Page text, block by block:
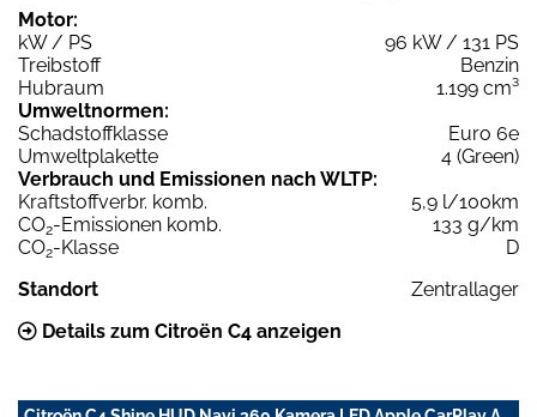
Motor:
kW / PS
96 kW / 131 PS
Treibstoff
Benzin
Hubraum
1.199 cm³
Umweltnormen:
Schadstoffklasse
Euro 6e
Umweltplakette
4 (Green)
Verbrauch und Emissionen nach WLTP:
Kraftstoffverbr. komb.
5,9 l/100km
CO2-Emissionen komb.
133 g/km
CO2-Klasse
D
Standort
Zentrallager
Details zum Citroën C4 anzeigen